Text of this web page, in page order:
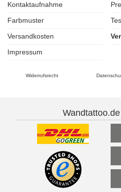
Kontaktaufnahme
Farbmuster
Versandkosten
Impressum
Widerrufsrecht